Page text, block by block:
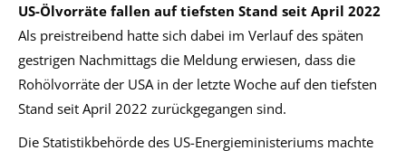
US-Ölvorräte fallen auf tiefsten Stand seit April 2022
Als preistreibend hatte sich dabei im Verlauf des späten
gestrigen Nachmittags die Meldung erwiesen, dass die
Rohölvorräte der USA in der letzte Woche auf den tiefsten
Stand seit April 2022 zurückgegangen sind.
Die Statistikbehörde des US-Energieministeriums machte